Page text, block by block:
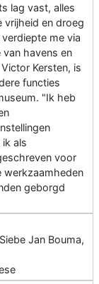
lag vast, alles
vrijheid en droeg
me via
havens en
Kersten, is
functies
"Ik heb
als
voor
werkzaamheden
geborgd
Jan Bouma,